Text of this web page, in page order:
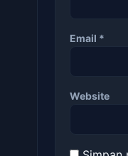
Email *
Website